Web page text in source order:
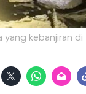
yang kebanjiran di